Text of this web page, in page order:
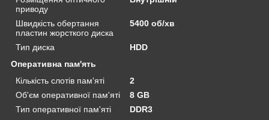
приводу
Швидкість обертання
пластин жорсткого диска
5400 об/хв
Тип диска
HDD
Оперативна пам'ять
Кількість слотів пам'яті
2
Об'єм оперативної пам'яті
8 GB
Тип оперативної пам'яті
DDR3